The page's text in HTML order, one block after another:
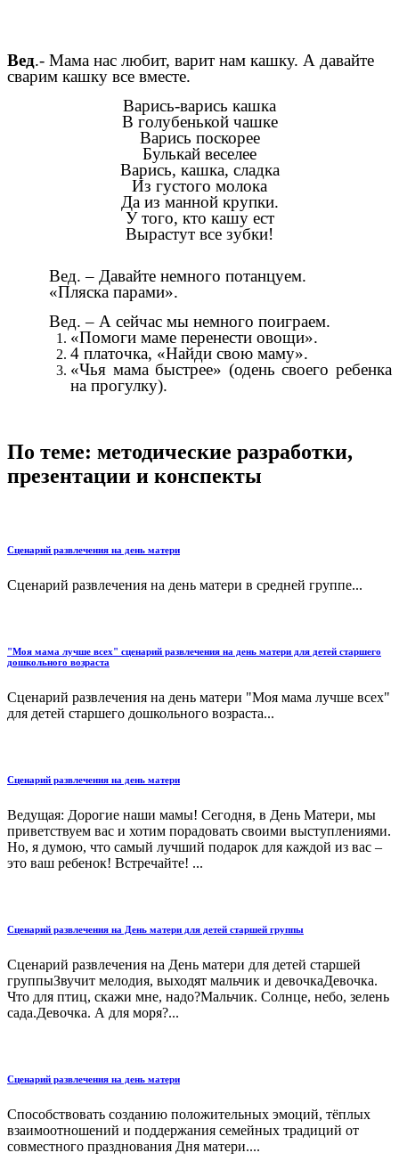
Вед.- Мама нас любит, варит нам кашку. А давайте
сварим кашку все вместе.
Варись-варись кашка
В голубенькой чашке
Варись поскорее
Булькай веселее
Варись, кашка, сладка
Из густого молока
Да из манной крупки.
У того, кто кашу ест
Вырастут все зубки!
Вед. – Давайте немного потанцуем.
«Пляска парами».
Вед. – А сейчас мы немного поиграем.
«Помоги маме перенести овощи».
4 платочка, «Найди свою маму».
«Чья мама быстрее» (одень своего ребенка
на прогулку).
По теме: методические разработки,
презентации и конспекты
Сценарий развлечения на день матери
Сценарий развлечения на день матери в средней группе...
"Моя мама лучше всех" сценарий развлечения на день матери для детей старшего
дошкольного возраста
Сценарий развлечения на день матери "Моя мама лучше всех"
для детей старшего дошкольного возраста...
Сценарий развлечения на день матери
Ведущая: Дорогие наши мамы! Сегодня, в День Матери, мы
приветствуем вас и хотим порадовать своими выступлениями.
Но, я думою, что самый лучший подарок для каждой из вас –
это ваш ребенок! Встречайте! ...
Сценарий развлечения на День матери для детей старшей группы
Сценарий развлечения на День матери для детей старшей
группыЗвучит мелодия, выходят мальчик и девочкаДевочка.
Что для птиц, скажи мне, надо?Мальчик. Солнце, небо, зелень
сада.Девочка. А для моря?...
Сценарий развлечения на день матери
Способствовать созданию положительных эмоций, тёплых
взаимоотношений и поддержания семейных традиций от
совместного празднования Дня матери....